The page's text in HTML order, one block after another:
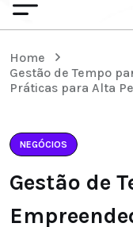
Home
Gestão de Tempo
Práticas para Alta
NEGÓCIOS
Gestão de